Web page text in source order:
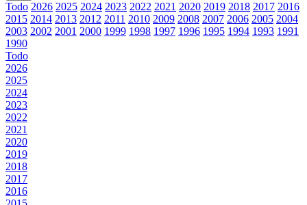
Todo 2026 2025 2024 2023 2022 2021 2020 2019 2018 2017 2016
2015 2014 2013 2012 2011 2010 2009 2008 2007 2006 2005 2004
2003 2002 2001 2000 1999 1998 1997 1996 1995 1994 1993 1991
1990
Todo
2026
2025
2024
2023
2022
2021
2020
2019
2018
2017
2016